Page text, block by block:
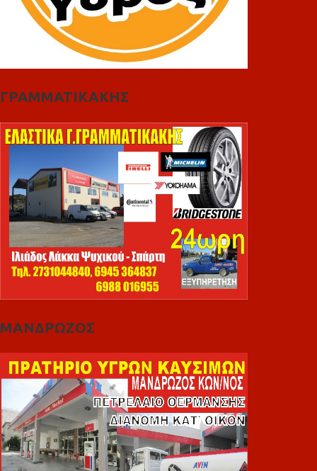
ΓΡΑΜΜΑΤΙΚΑΚΗΣ
ΜΑΝΔΡΩΖΟΣ